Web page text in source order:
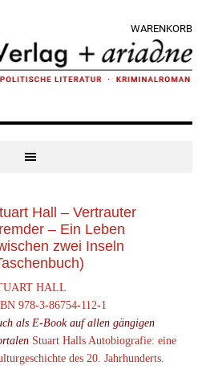
WARENKORB
Hall – Vertrauter
– Ein Leben
zwei Inseln
HALL
978-3-86754-112-1
als E-Book auf allen gängigen
Stuart Halls Autobiografie: eine
des 20. Jahrhunderts.